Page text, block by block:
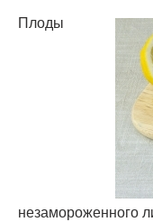
Плоды
незамороженного